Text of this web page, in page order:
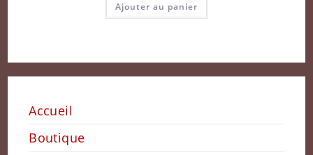
Ajouter au panier
Accueil
Boutique